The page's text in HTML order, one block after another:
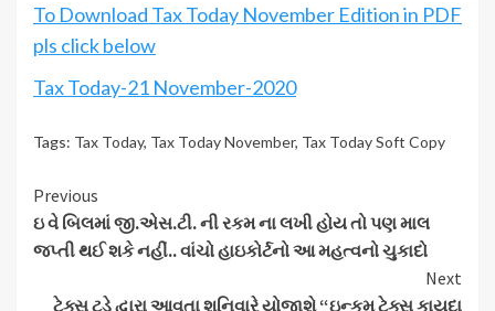
To Download Tax Today November Edition in PDF
pls click below
Tax Today-21 November-2020
Tags: Tax Today, Tax Today November, Tax Today Soft Copy
Continue
Reading
Previous
ઇ વે બિલમાં જી.એસ.ટી. ની રકમ ના લખી હોય તો પણ માલ
જપ્તી થઈ શકે નહીં.. વાંચો હાઇકોર્ટનો આ મહત્વનો ચુકાદો
Next
ટેક્સ ટુડે દ્વારા આવતા શનિવારે યોજાશે “ઇન્કમ ટેક્સ કાયદા